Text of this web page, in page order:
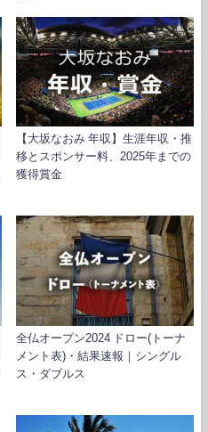
【大坂なおみ 年収】生涯年収・推
移とスポンサー料、2025年までの
獲得賞金
全仏オープン2024 ドロー(トーナ
メント表)・結果速報｜シングル
ス・ダブルス